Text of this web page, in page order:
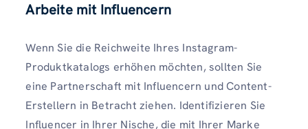
Arbeite mit Influencern
Wenn Sie die Reichweite Ihres Instagram-
Produktkatalogs erhöhen möchten, sollten Sie
eine Partnerschaft mit Influencern und Content-
Erstellern in Betracht ziehen. Identifizieren Sie
Influencer in Ihrer Nische, die mit Ihrer Marke